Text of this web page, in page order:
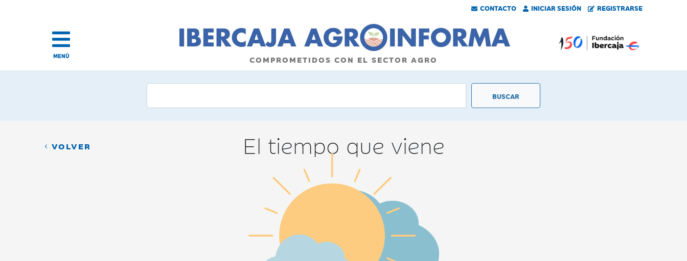
CONTACTO INICIAR SESIÓN REGISTRARSE
MENÚ COMPROMETIDOS CON EL SECTOR AGRO
VOLVER El tiempo que viene